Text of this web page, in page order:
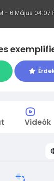
- 6 Május 04:07
Videók